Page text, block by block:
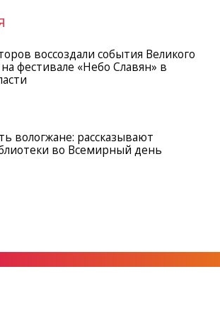
воссоздали события Великого
фестивале «Небо Славян» в
вологжане: рассказывают
во Всемирный день